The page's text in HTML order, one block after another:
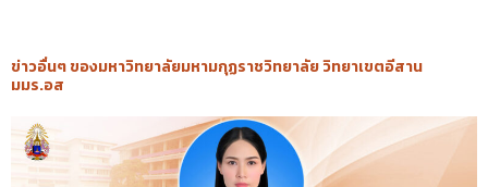
ข่าวอื่นๆ ของมหาวิทยาลัยมหามกุฏราชวิทยาลัย วิทยาเขตอีสาน
มมร.อส